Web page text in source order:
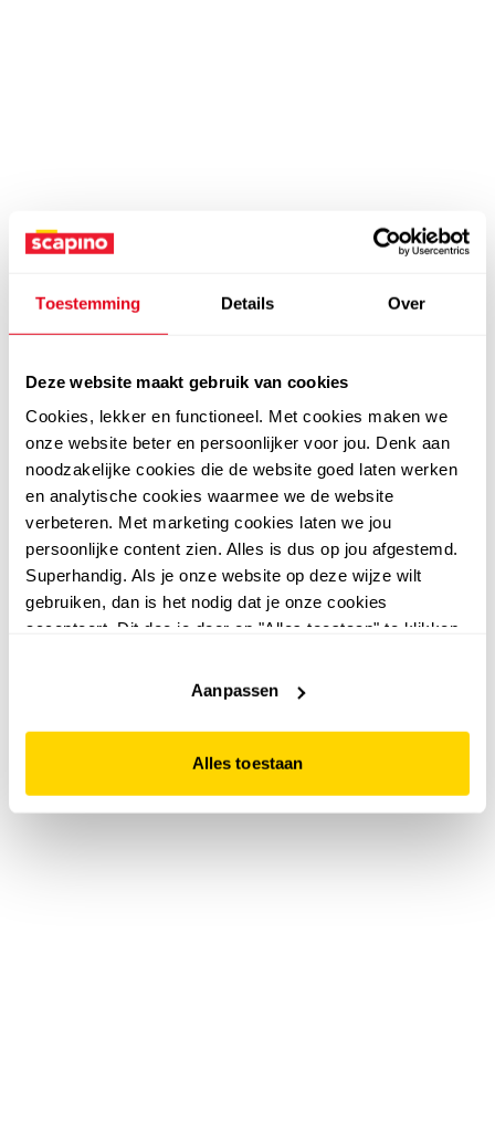
Toestemming Details Over
Deze website maakt gebruik van cookies
Cookies, lekker en functioneel. Met cookies maken we
onze website beter en persoonlijker voor jou. Denk aan
noodzakelijke cookies die de website goed laten werken
en analytische cookies waarmee we de website
verbeteren. Met marketing cookies laten we jou
persoonlijke content zien. Alles is dus op jou afgestemd.
Superhandig. Als je onze website op deze wijze wilt
gebruiken, dan is het nodig dat je onze cookies
accepteert. Dit doe je door op "Alles toestaan" te klikken.
website niet optimaal functioneert.
Aanpassen
Alles toestaan